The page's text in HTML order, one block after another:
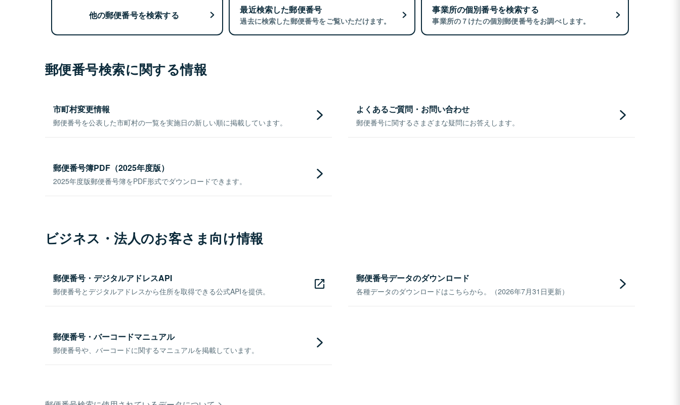
他の郵便番号を検索する 最近検索した郵便番号
過去に検索した郵便番号をご覧いただけます。
事業所の個別番号を検索する
事業所の７けたの個別郵便番号をお調べします。
郵便番号検索に関する情報
市町村変更情報
郵便番号を公表した市町村の一覧を実施日の新しい順に掲載しています。
よくあるご質問・お問い合わせ
郵便番号に関するさまざまな疑問にお答えします。
郵便番号簿PDF（2025年度版）
2025年度版郵便番号簿をPDF形式でダウンロードできます。
ビジネス・法人のお客さま向け情報
郵便番号・デジタルアドレスAPI
郵便番号とデジタルアドレスから住所を取得できる公式APIを提供。
郵便番号データのダウンロード
各種データのダウンロードはこちらから。（2026年7月31日更新）
郵便番号・バーコードマニュアル
郵便番号や、バーコードに関するマニュアルを掲載しています。